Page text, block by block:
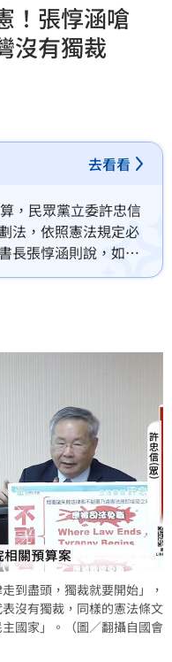
！張惇涵嗆
沒有獨裁
去看看
，民眾黨立委許忠信
法，依照憲法規定必
長張惇涵則說，如果
規定，總統公布法律
，張惇涵反駁，
主國家」。
到盡頭，獨裁就要開始」，
沒有獨裁，同樣的憲法條文
國家」。（圖／翻攝自國會